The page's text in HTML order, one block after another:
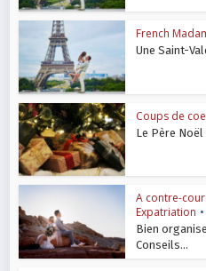
French
Une Saint-
Coups de
Le Père
A contre-
Expatriation •
Bien
Conseils...